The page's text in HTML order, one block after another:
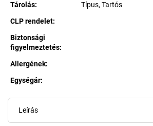
Tárolás:
Típus, Tartós
CLP rendelet:
Biztonsági
figyelmeztetés:
Allergének:
Egységár:
Leírás